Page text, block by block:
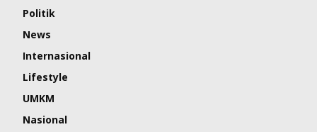
Politik
News
Internasional
Lifestyle
UMKM
Nasional